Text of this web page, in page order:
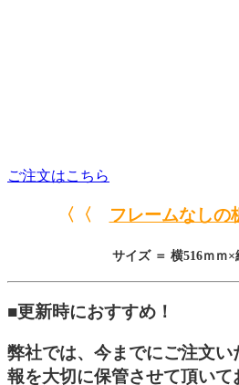
ご注文はこちら
〈〈 フレームなしの
サイズ ＝ 横516ｍｍ
■更新時におすすめ！
弊社では、今までにご注文
報を大切に保管させて頂いて